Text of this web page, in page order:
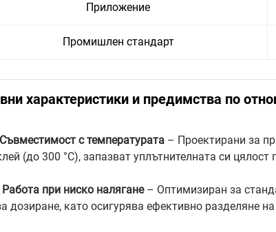
Приложение
Промишлен стандарт
характеристики и предимства по
Съвместимост с температурата – Проектирани за
(до 300 °C), запазват уплътнителната си
Работа при ниско налягане – Оптимизиран за
дозиране, като осигурява ефективно разделяне